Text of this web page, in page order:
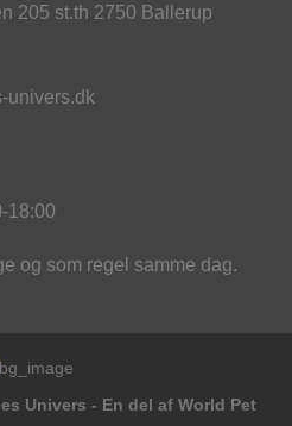
205 st.th 2750 Ballerup
univers.dk
18:00
og som regel samme dag.
Univers - En del af World Pet